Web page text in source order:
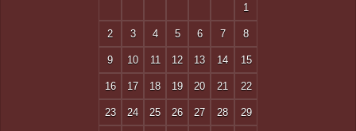
1
2 3 4 5 6 7 8
9 10 11 12 13 14 15
16 17 18 19 20 21 22
23 24 25 26 27 28 29